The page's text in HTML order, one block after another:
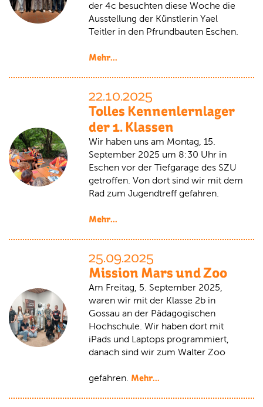
der 4c besuchten diese Woche die
Ausstellung der Künstlerin Yael
Teitler in den Pfrundbauten Eschen.
Mehr...
22.10.2025
Tolles Kennenlernlager
der 1. Klassen
Wir haben uns am Montag, 15.
September 2025 um 8:30 Uhr in
Eschen vor der Tiefgarage des SZU
getroffen. Von dort sind wir mit dem
Rad zum Jugendtreff gefahren.
Mehr...
25.09.2025
Mission Mars und Zoo
Am Freitag, 5. September 2025,
waren wir mit der Klasse 2b in
Gossau an der Pädagogischen
Hochschule. Wir haben dort mit
iPads und Laptops programmiert,
danach sind wir zum Walter Zoo
gefahren. Mehr...